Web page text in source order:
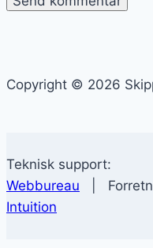
Copyright © 2026
Teknisk support:
Webbureau |
Intuition